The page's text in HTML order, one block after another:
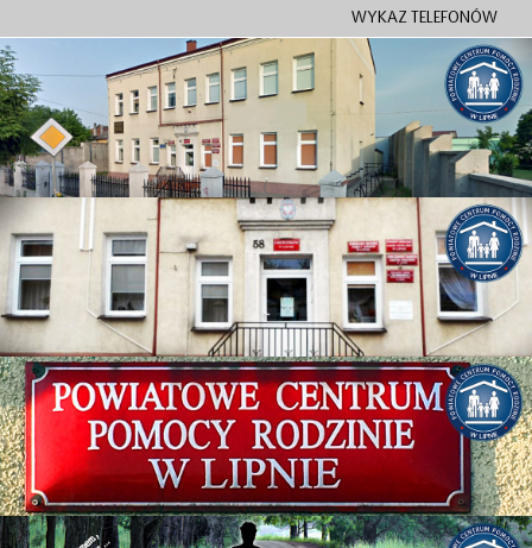
WYKAZ TELEFONÓW